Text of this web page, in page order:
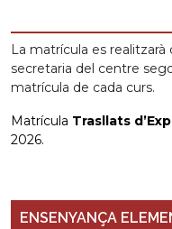
La matrícula es
secretaria del centre
matrícula de cada curs.
Matrícula Trasllats
2026.
ENSENYANÇA